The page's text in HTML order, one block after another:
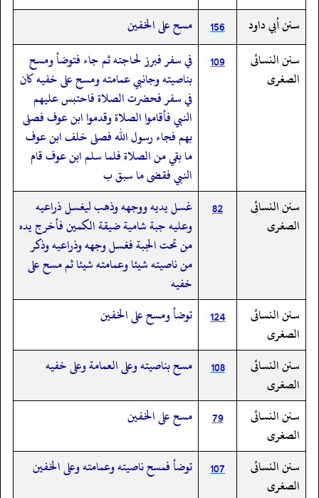
سنن أبي داود
156
مسح على الخفين
سنن النسائى
الصغرى
109
في سفر فبرز لحاجته ثم جاء فتوضأ ومسح
بناصيته وجانبي عمامته ومسح على خفيه كان
في سفر فحضرت الصلاة فاحتبس عليهم
النبي فأقاموا الصلاة وقدموا ابن عوف فصلى
بهم فجاء رسول الله فصلى خلف ابن عوف
ما بقي من الصلاة فلما سلم ابن عوف قام
النبي فقضى ما سبق ب
سنن النسائى
الصغرى
82
غسل يديه ووجهه وذهب ليغسل ذراعيه
وعليه جبة شامية ضيقة الكمين فأخرج يده
من تحت الجبة فغسل وجهه وذراعيه وذكر
من ناصيته شيئا وعمامته شيئا ثم مسح على
خفيه
سنن النسائى
الصغرى
124 توضأ ومسح على الخفين
سنن النسائى
الصغرى
108 مسح بناصيته وعلى العمامة وعلى خفيه
سنن النسائى
الصغرى
79 مسح على الخفين
سنن النسائى
الصغرى
107 توضأ فمسح ناصيته وعمامته وعلى الخفين